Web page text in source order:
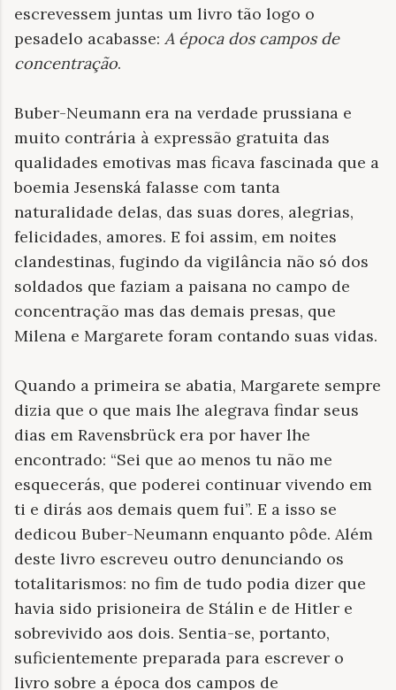
escrevessem juntas um livro tão logo o
pesadelo acabasse: A época dos campos de
concentração.
Buber-Neumann era na verdade prussiana e
muito contrária à expressão gratuita das
qualidades emotivas mas ficava fascinada que a
boemia Jesenská falasse com tanta
naturalidade delas, das suas dores, alegrias,
felicidades, amores. E foi assim, em noites
clandestinas, fugindo da vigilância não só dos
soldados que faziam a paisana no campo de
concentração mas das demais presas, que
Milena e Margarete foram contando suas vidas.
Quando a primeira se abatia, Margarete sempre
dizia que o que mais lhe alegrava findar seus
dias em Ravensbrück era por haver lhe
encontrado: “Sei que ao menos tu não me
esquecerás, que poderei continuar vivendo em
ti e dirás aos demais quem fui”. E a isso se
dedicou Buber-Neumann enquanto pôde. Além
deste livro escreveu outro denunciando os
totalitarismos: no fim de tudo podia dizer que
havia sido prisioneira de Stálin e de Hitler e
sobrevivido aos dois. Sentia-se, portanto,
suficientemente preparada para escrever o
livro sobre a época dos campos de